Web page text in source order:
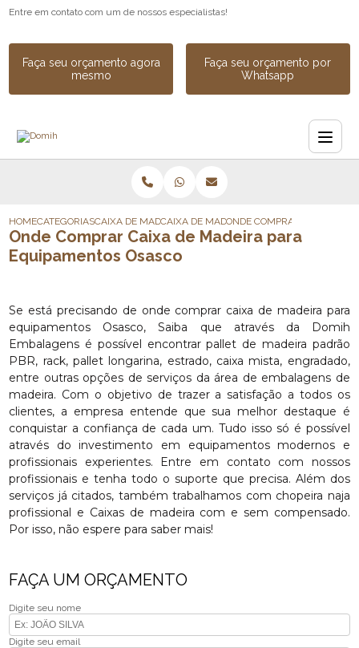
Entre em contato com um de nossos especialistas!
Faça seu orçamento agora
mesmo
Faça seu orçamento por
Whatsapp
HOMECATEGORIASCAIXA DE MADEIRACAIXA DE MADEIRA PARA EXPORTACAO
ONDE COMPRAR CAIXA DE
Onde Comprar Caixa de Madeira para
Equipamentos Osasco
Se está precisando de onde comprar caixa de madeira para
equipamentos Osasco, Saiba que através da Domih
Embalagens é possível encontrar pallet de madeira padrão
PBR, rack, pallet longarina, estrado, caixa mista, engradado,
entre outras opções de serviços da área de embalagens de
madeira. Com o objetivo de trazer a satisfação a todos os
clientes, a empresa entende que sua melhor destaque é
conquistar a confiança de cada um. Tudo isso só é possível
através do investimento em equipamentos modernos e
profissionais experientes. Entre em contato com nossos
profissionais e tenha todo o suporte que precisa. Além dos
serviços já citados, também trabalhamos com chopeira naja
profissional e Caixas de madeira com e sem compensado.
Por isso, não espere para saber mais!
FAÇA UM ORÇAMENTO
Digite seu nome
Digite seu email